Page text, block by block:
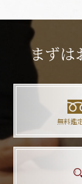
まずは
無料鑑